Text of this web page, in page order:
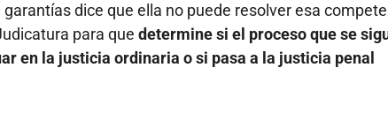
dice que ella no puede resolver esa
para que determine si el proceso que se
en la justicia ordinaria o si pasa a la justicia penal